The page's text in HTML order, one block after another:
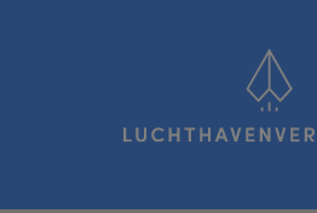
Luchthavenvervoer